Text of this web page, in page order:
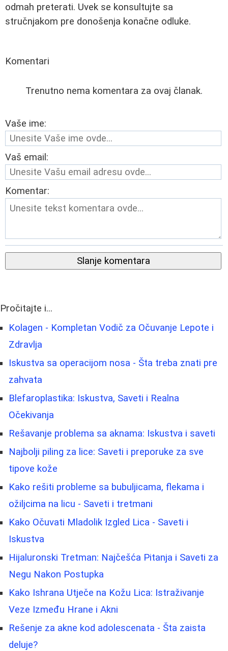
odmah preterati. Uvek se konsultujte sa
stručnjakom pre donošenja konačne odluke.
Komentari
Trenutno nema komentara za ovaj članak.
Vaše ime:
Vaš email:
Komentar:
Slanje komentara
Pročitajte i...
Kolagen - Kompletan Vodič za Očuvanje Lepote i
Zdravlja
Iskustva sa operacijom nosa - Šta treba znati pre
zahvata
Blefaroplastika: Iskustva, Saveti i Realna
Očekivanja
Rešavanje problema sa aknama: Iskustva i saveti
Najbolji piling za lice: Saveti i preporuke za sve
tipove kože
Kako rešiti probleme sa bubuljicama, flekama i
ožiljcima na licu - Saveti i tretmani
Kako Očuvati Mladolik Izgled Lica - Saveti i
Iskustva
Hijaluronski Tretman: Najčešća Pitanja i Saveti za
Negu Nakon Postupka
Kako Ishrana Utječe na Kožu Lica: Istraživanje
Veze Između Hrane i Akni
Rešenje za akne kod adolescenata - Šta zaista
deluje?